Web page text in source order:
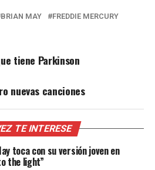
BRIAN MAY
FREDDIE MERCURY
tiene Parkinson
nuevas canciones
TE INTERESE
toca con su versión joven en
the light”